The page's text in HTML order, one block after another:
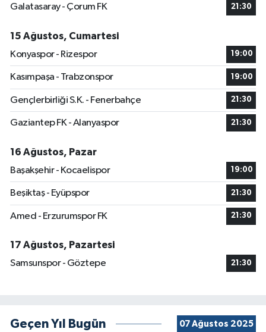
Galatasaray - Çorum FK
21:30
15 Ağustos, Cumartesi
Konyaspor - Rizespor
19:00
Kasımpaşa - Trabzonspor 19:00
Gençlerbirliği S.K. - Fenerbahçe 21:30
Gaziantep FK - Alanyaspor 21:30
16 Ağustos, Pazar
Başakşehir - Kocaelispor
19:00
Beşiktaş - Eyüpspor 21:30
Amed - Erzurumspor FK 21:30
17 Ağustos, Pazartesi
Samsunspor - Göztepe
21:30
Geçen Yıl Bugün 07 Ağustos 2025